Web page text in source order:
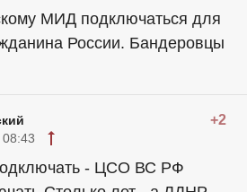
МИД подключаться для
России. Бандеровцы
+2
08:43
- ЦСО ВС РФ